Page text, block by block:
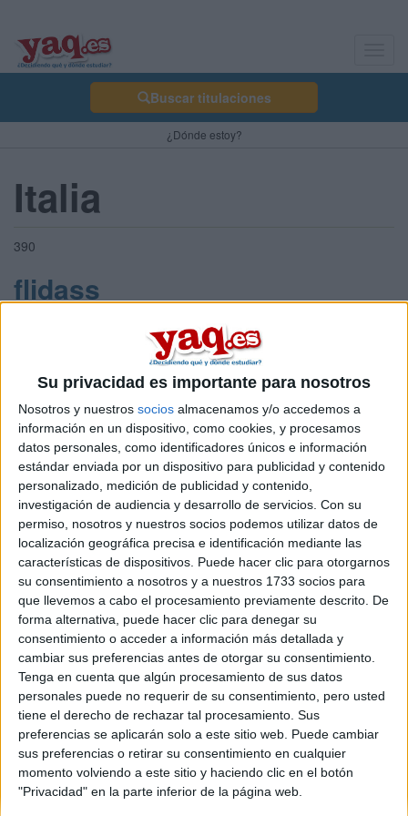
Su privacidad es importante para nosotros
Nosotros y nuestros socios almacenamos y/o accedemos a
información en un dispositivo, como cookies, y procesamos
datos personales, como identificadores únicos e información
estándar enviada por un dispositivo para publicidad y contenido
personalizado, medición de publicidad y contenido,
investigación de audiencia y desarrollo de servicios. Con su
permiso, nosotros y nuestros socios podemos utilizar datos de
localización geográfica precisa e identificación mediante las
características de dispositivos. Puede hacer clic para otorgarnos
su consentimiento a nosotros y a nuestros 1733 socios para
que llevemos a cabo el procesamiento previamente descrito. De
forma alternativa, puede hacer clic para denegar su
consentimiento o acceder a información más detallada y
cambiar sus preferencias antes de otorgar su consentimiento.
Tenga en cuenta que algún procesamiento de sus datos
personales puede no requerir de su consentimiento, pero usted
tiene el derecho de rechazar tal procesamiento. Sus
preferencias se aplicarán solo a este sitio web. Puede cambiar
sus preferencias o retirar su consentimiento en cualquier
momento volviendo a este sitio y haciendo clic en el botón
"Privacidad" en la parte inferior de la página web.
Buscar titulaciones
¿Dónde estoy?
Italia
390
flidass
MARIACLAUDIA16
Sobre ti
Soy: Chica
Violaguerreschi
Sobre ti
Soy: Chica
2 siguiente
Quiénes somos|Contactar|Anúnciate